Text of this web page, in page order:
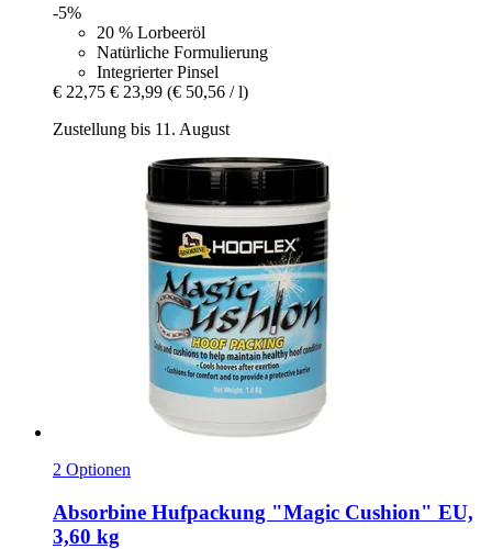
-5%
20 % Lorbeeröl
Natürliche Formulierung
Integrierter Pinsel
€ 22,75 € 23,99 (€ 50,56 / l)
Zustellung bis 11. August
2 Optionen
Absorbine Hufpackung "Magic Cushion" EU,
3,60 kg